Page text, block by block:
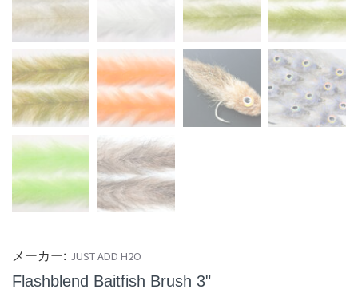
JUST ADD H2O
Flashblend Baitfish Brush 3"